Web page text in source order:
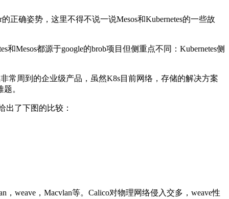
正确姿势，这里不得不说一说Mesos和Kubernetes的一些故
和Mesos都源于google的brob项目但侧重点不同：Kubernetes侧
常周到的企业级产品，虽然K8s目前网络，存储的解决方案
。
出了下图的比较：
weave，Macvlan等。Calico对物理网络侵入交多，weave性